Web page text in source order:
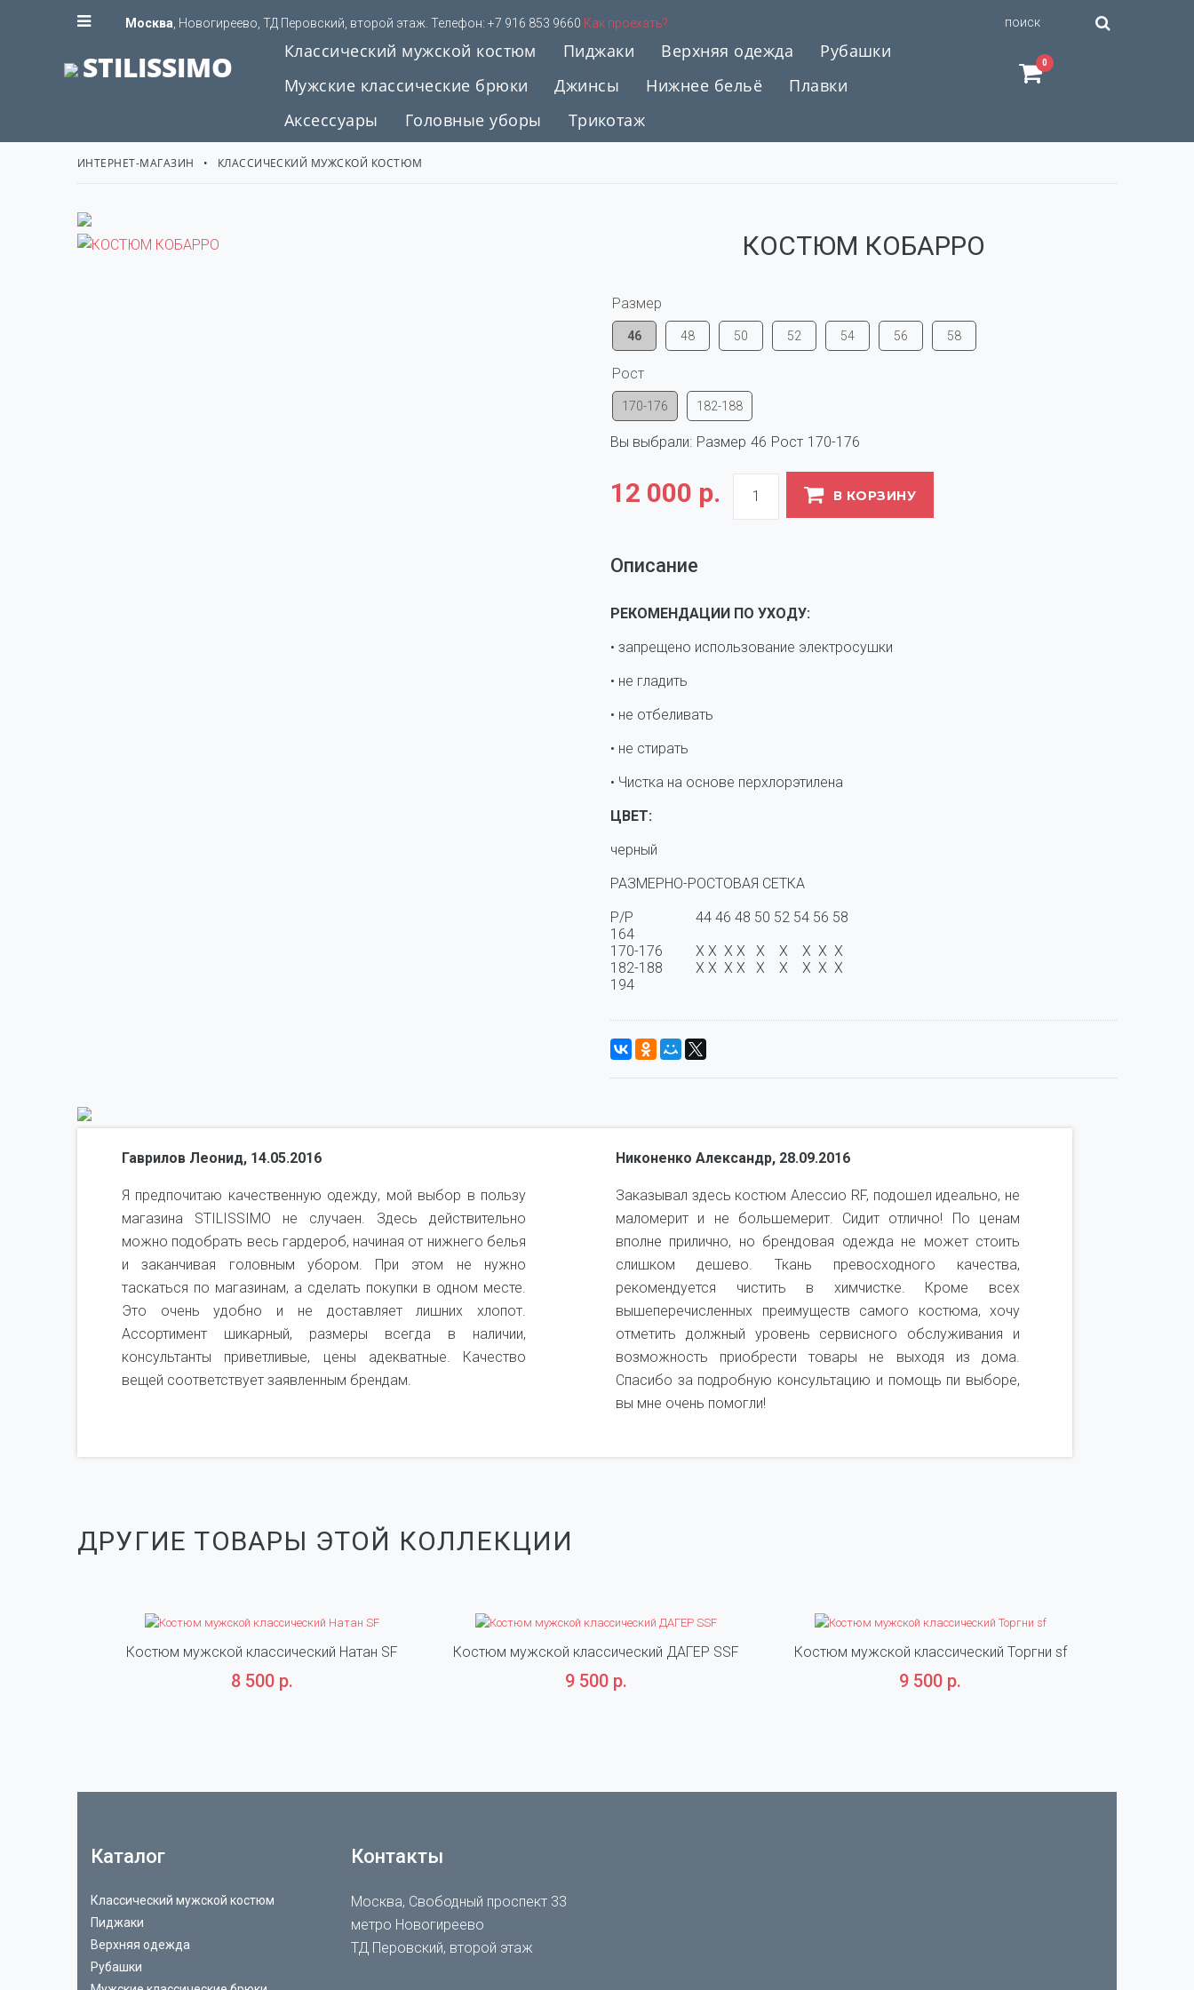
Москва , Новогиреево, ТД Перовский, второй этаж. Телефон: +7 916 853 9660 Как проехать?
STILISSIMO Классический мужской костюм Пиджаки Верхняя одежда
Рубашки
Мужские классические брюки
Джинсы Нижнее бельё
Плавки
Аксессуары
Головные уборы Трикотаж
0
ИНТЕРНЕТ-МАГАЗИН КЛАССИЧЕСКИЙ МУЖСКОЙ КОСТЮМ
КОСТЮМ КОБАРРО
Размер
46 48 50 52 54 56 58
Рост
170-176 182-188
Вы выбрали: Размер 46 Рост 170-176
12 000 р. В КОРЗИНУ
Описание
РЕКОМЕНДАЦИИ ПО УХОДУ:
• запрещено использование электросушки
• не гладить
• не отбеливать
• не стирать
• Чистка на основе перхлорэтилена
ЦВЕТ:
черный
РАЗМЕРНО-РОСТОВАЯ СЕТКА
Р/Р	                44 46 48 50 52 54 56 58
164
170-176	 	X X  X X   X    X    X  X  X
182-188		X X  X X   X    X    X  X  X
Гаврилов Леонид, 14.05.2016
Я предпочитаю качественную одежду, мой выбор в пользу
магазина STILISSIMO не случаен. Здесь действительно
можно подобрать весь гардероб, начиная от нижнего белья
и заканчивая головным убором. При этом не нужно
таскаться по магазинам, а сделать покупки в одном месте.
Это очень удобно и не доставляет лишних хлопот.
Ассортимент шикарный, размеры всегда в наличии,
консультанты приветливые, цены адекватные. Качество
вещей соответствует заявленным брендам.
Никоненко Александр, 28.09.2016
Заказывал здесь костюм Алессио RF, подошел идеально, не
маломерит и не большемерит. Сидит отлично! По ценам
вполне прилично, но брендовая одежда не может стоить
слишком дешево. Ткань превосходного качества,
рекомендуется чистить в химчистке. Кроме всех
вышеперечисленных преимуществ самого костюма, хочу
отметить должный уровень сервисного обслуживания и
возможность приобрести товары не выходя из дома.
Спасибо за подробную консультацию и помощь пи выборе,
вы мне очень помогли!
ДРУГИЕ ТОВАРЫ ЭТОЙ КОЛЛЕКЦИИ
Костюм мужской классический Натан SF
8 500 р.
Костюм мужской классический ДАГЕР SSF
9 500 р.
Костюм мужской классический Торгни sf
9 500 р.
Каталог
Классический мужской костюм
Пиджаки
Верхняя одежда
Рубашки
Контакты
Москва, Свободный проспект 33
метро Новогиреево
ТД Перовский, второй этаж